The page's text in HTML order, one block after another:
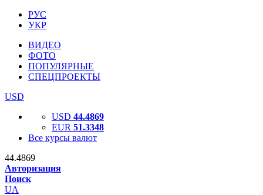
РУС
УКР
ВИДЕО
ФОТО
ПОПУЛЯРНЫЕ
СПЕЦПРОЕКТЫ
USD
USD 44.4869
EUR 51.3348
Все курсы валют
44.4869
Авторизация
Поиск
UA